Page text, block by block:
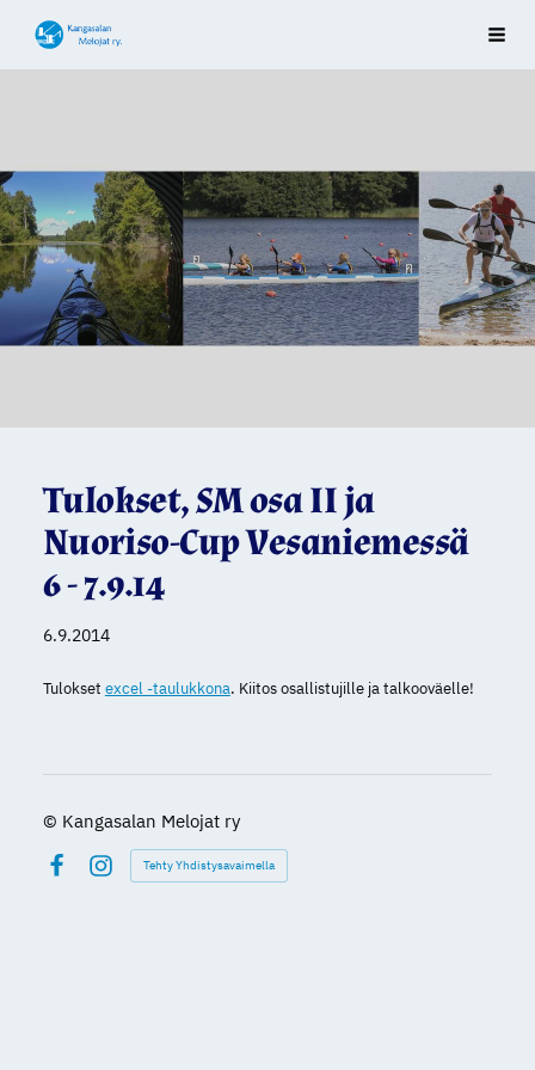
Siirry
sivun
sisältöön
Kangasalan Melojat ry
Tulokset, SM osa II ja
Nuoriso-Cup Vesaniemessä
6 - 7.9.14
6.9.2014
Tulokset excel -taulukkona. Kiitos osallistujille ja talkooväelle!
© Kangasalan Melojat ry
Instagram
Tehty Yhdistysavaimella